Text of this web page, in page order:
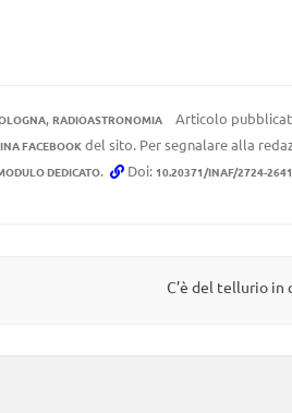
, RADIOASTRONOMIA Articolo
FACEBOOKdel sito. Per segnalare alla
DEDICATO. Doi: 10.20371/INAF/2724-
C’è del tellurio in